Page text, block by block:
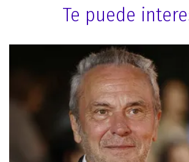
Te puede